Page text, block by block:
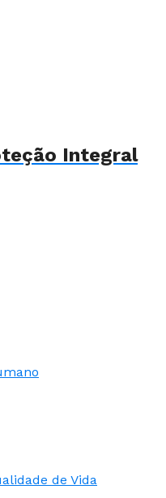
Integral
de Vida